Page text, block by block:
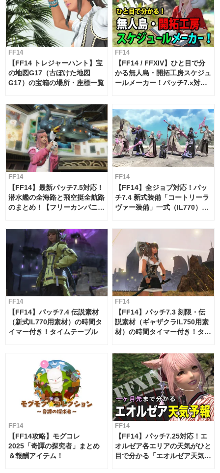
FF14
【FF14 トレジャーハント】宝
の地図G17（古ぼけた地図
G17）の宝箱の場所・座標一覧
FF14
【FF14 / FFXIV】ひと目で分
かる無人島・開拓工房スケジュ
ールメーカー！パッチ7.x対応
FF14
【FF14】最新パッチ7.5対応！
潜水艦の全海路と飛空挺全航路
のまとめ！【フリーカンパニ
FF14
【FF14】全ジョブ対応！パッ
チ7.4 新式装備「コートリーラ
ヴァー装備」一式（IL770）の
FF14
【FF14】パッチ7.4 伝説素材
（新式IL770用素材）の時間タ
イマー付き！タイムテーブル
FF14
【FF14】パッチ7.3 刻限・伝
説素材（ギャザクラIL750用素
材）の時間タイマー付き！タイ
FF14
【FF14攻略】モグコレ
2025「奇譚の探究者」まとめ
＆報酬アイテム！
FF14
【FF14】パッチ7.25対応！エ
オルゼア各エリアの天気がひと
目で分かる「エオルゼア天気予